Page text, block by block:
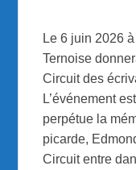
Le 6 juin 2026
Ternoise
Circuit des
L’événement
perpétue la
picarde,
Circuit entre